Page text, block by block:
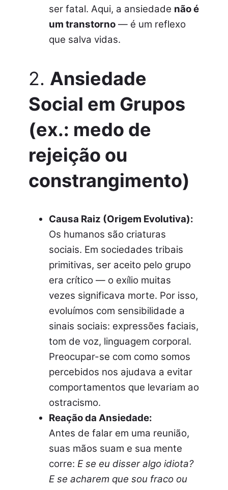
ser fatal. Aqui, a ansiedade não é
um transtorno — é um reflexo
que salva vidas.
2. Ansiedade
Social em Grupos
(ex.: medo de
rejeição ou
constrangimento)
Causa Raiz (Origem Evolutiva):
Os humanos são criaturas
sociais. Em sociedades tribais
primitivas, ser aceito pelo grupo
era crítico — o exílio muitas
vezes significava morte. Por isso,
evoluímos com sensibilidade a
sinais sociais: expressões faciais,
tom de voz, linguagem corporal.
Preocupar-se com como somos
percebidos nos ajudava a evitar
comportamentos que levariam ao
ostracismo.
Reação da Ansiedade:
Antes de falar em uma reunião,
suas mãos suam e sua mente
corre: E se eu disser algo idiota?
E se acharem que sou fraco ou